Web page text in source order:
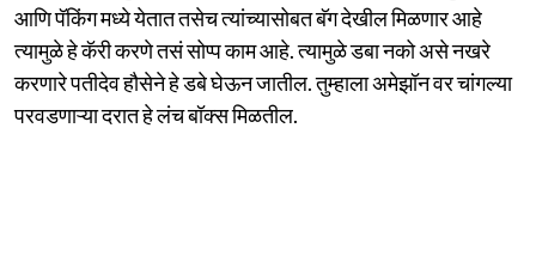
आणि पॅकिंग मध्ये येतात तसेच त्यांच्यासोबत बॅग देखील मिळणार आहे
त्यामुळे हे कॅरी करणे तसं सोप्प काम आहे. त्यामुळे डबा नको असे नखरे
करणारे पतीदेव हौसेने हे डबे घेऊन जातील. तुम्हाला अमेझॉन वर चांगल्या
परवडणाऱ्या दरात हे लंच बॉक्स मिळतील.